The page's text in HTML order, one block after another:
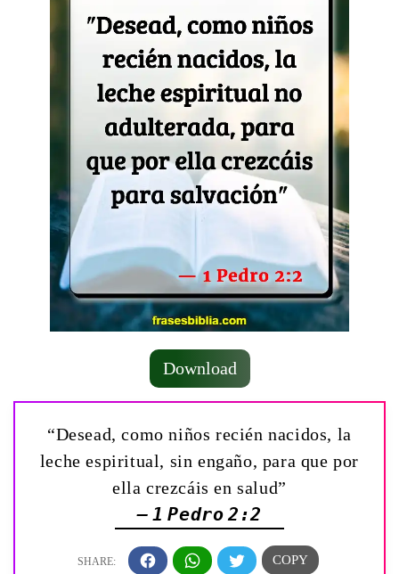
Download
“Desead, como niños recién nacidos, la
leche espiritual, sin engaño, para que por
ella crezcáis en salud”
— 1 Pedro 2:2